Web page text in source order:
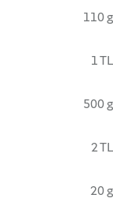
110 g
1 TL
500 g
2 TL
20 g